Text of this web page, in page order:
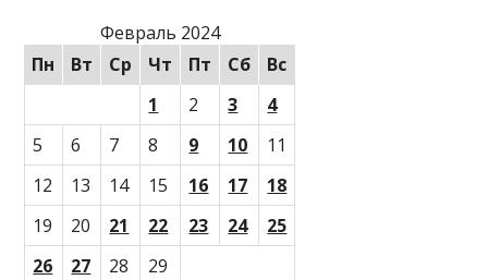
Февраль 2024
Пн
Вт Ср Чт Пт Сб
Вс
1
2 3
4
5
6 7 8 9 10
11
12
13 14 15 16 17
18
19
20 21 22 23 24
25
26
27 28
29